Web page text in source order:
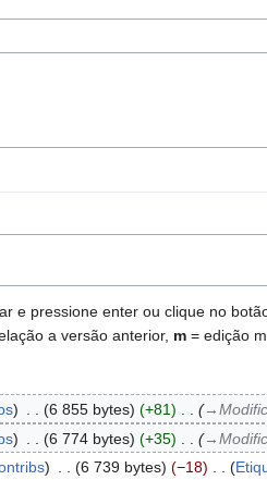
e pressione enter ou clique no
a versão anterior, m = edição
6 855 bytes +81
6 774 bytes +35
6 739 bytes −18